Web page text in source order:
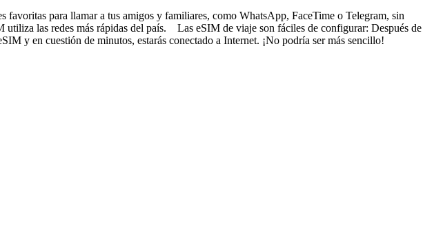
para llamar a tus amigos y familiares, como WhatsApp, FaceTime o Telegram, sin
las redes más rápidas del país. Las eSIM de viaje son fáciles de configurar: Después de
y en cuestión de minutos, estarás conectado a Internet. ¡No podría ser más sencillo!